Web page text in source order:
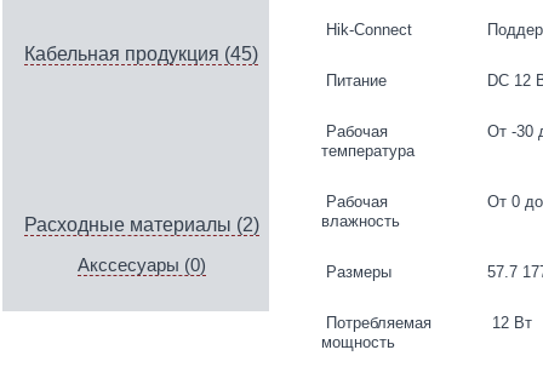
Кабельная продукция (45)
Расходные материалы (2)
Акссесуары (0)
Hik-Connect
Питание DC 12
Рабочая
температура
От -30
Рабочая
влажность
От 0 до
Размеры 57.7
Потребляемая
мощность
12 Вт